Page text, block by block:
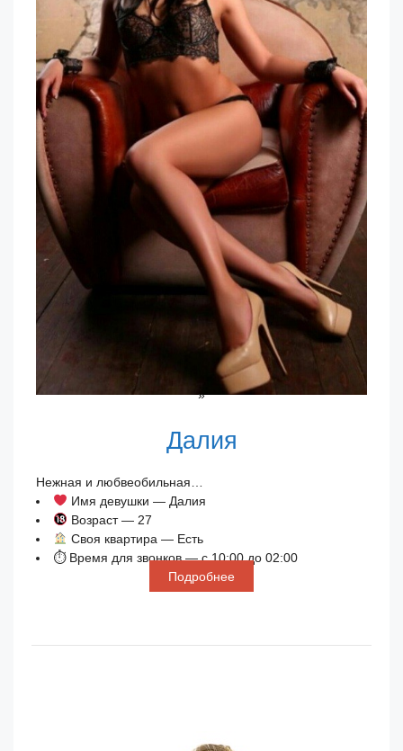
»
Далия
Нежная и любвеобильная…
Имя девушки — Далия
Возраст — 27
Своя квартира — Есть
⏱ Время для звонков — с 10:00 до 02:00
Подробнее